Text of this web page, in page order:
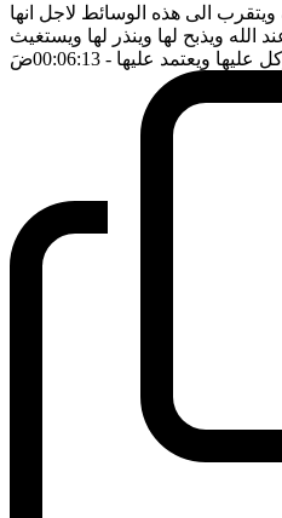
ويتقرب الى هذه الوسائط لاجل انها
الله ويذبح لها وينذر لها ويستغيث
عليها ويعتمد عليها - 00:06:13 ضَ